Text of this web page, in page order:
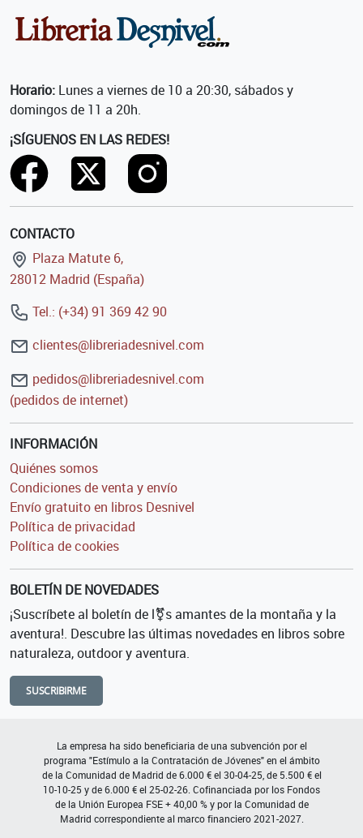
Horario: Lunes a viernes de 10 a 20:30, sábados y
domingos de 11 a 20h.
¡SÍGUENOS EN LAS REDES!
CONTACTO
Plaza Matute 6,
28012 Madrid (España)
Tel.: (+34) 91 369 42 90
clientes@libreriadesnivel.com
pedidos@libreriadesnivel.com
(pedidos de internet)
INFORMACIÓN
Quiénes somos
Condiciones de venta y envío
Envío gratuito en libros Desnivel
Política de privacidad
Política de cookies
BOLETÍN DE NOVEDADES
¡Suscríbete al boletín de l⚧s amantes de la montaña y la
aventura!. Descubre las últimas novedades en libros sobre
naturaleza, outdoor y aventura.
SUSCRIBIRME
La empresa ha sido beneficiaria de una subvención por el
programa "Estímulo a la Contratación de Jóvenes" en el ámbito
de la Comunidad de Madrid de 6.000 € el 30-04-25, de 5.500 € el
10-10-25 y de 6.000 € el 25-02-26. Cofinanciada por los Fondos
de la Unión Europea FSE + 40,00 % y por la Comunidad de
Madrid correspondiente al marco financiero 2021-2027.